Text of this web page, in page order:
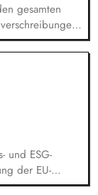
gesamten
und
umfasst
und
von
Effizienz.
und ESG-
der EU-
bereitest